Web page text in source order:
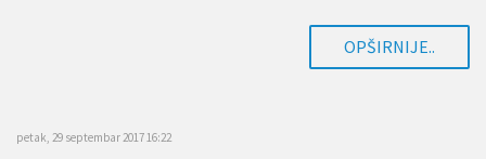
OPŠIRNIJE..
petak, 29 septembar 2017 16:22